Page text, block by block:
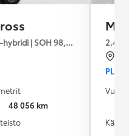
| SOH 98,9% | 1 omistaja
48 056 km
2.4